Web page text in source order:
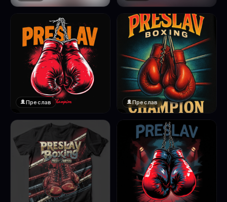
Натисни за преглед
🔞 18+
Натисни за преглед
❤️
1
Преслав
❤️
Преслав